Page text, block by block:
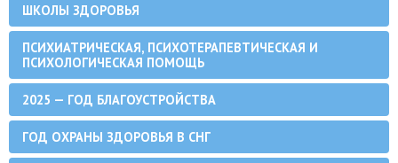
ШКОЛЫ ЗДОРОВЬЯ
ПСИХИАТРИЧЕСКАЯ, ПСИХОТЕРАПЕВТИЧЕСКАЯ И
ПСИХОЛОГИЧЕСКАЯ ПОМОЩЬ
2025 — ГОД БЛАГОУСТРОЙСТВА
ГОД ОХРАНЫ ЗДОРОВЬЯ В СНГ